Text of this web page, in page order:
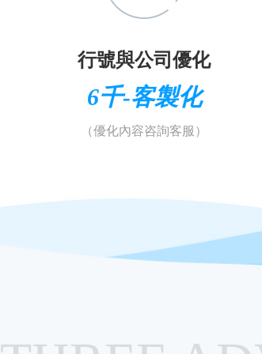
行號與公司優化
6千-客製化
（優化內容咨詢客服）